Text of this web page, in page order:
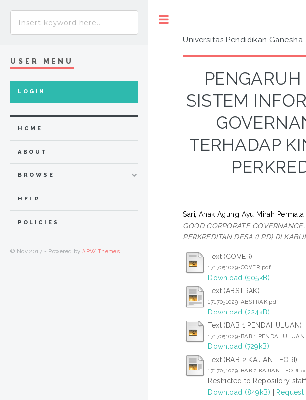
Universitas Pendidikan Ganesha
SISTEM
TERHADAP
Sari, Anak Agung Ayu Mirah Permata
GOOD CORPORATE
PERKREDITAN DESA (LPD) DI
Text (COVER)
1717051029-COVER.pdf
Download (905kB)
Text (ABSTRAK)
1717051029-ABSTRAK.pdf
Download (224kB)
Text (BAB 1 PENDAHULUAN)
1717051029-BAB 1
Download (729kB)
Text (BAB 2 KAJIAN TEORI)
1717051029-BAB 2 KAJIAN
Restricted to Repository
Download (849kB) |
USER MENU
LOGIN
HOME
ABOUT
BROWSE
HELP
POLICIES
© Nov 2017 - Powered byAPW Themes